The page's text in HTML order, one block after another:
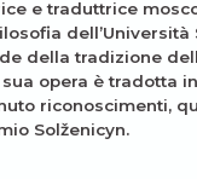
e traduttrice
dell’Università
della tradizione
opera è tradotta
riconoscimenti,
Solženicyn.